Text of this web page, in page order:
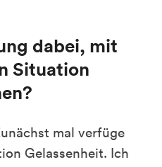
dabei, mit
Situation
mal verfüge
Gelassenheit. Ich